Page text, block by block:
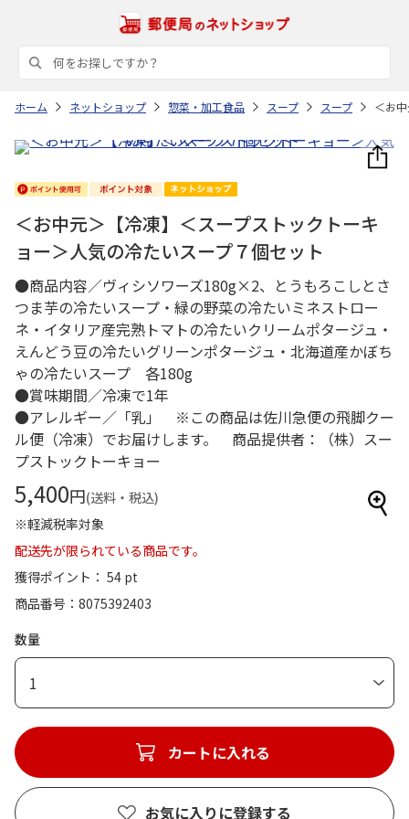
ホーム ネットショップ 惣菜・加工食品 スープ スープ ＜お
＜お中元＞【冷凍】＜スープストックトーキ
ョー＞人気の冷たいスープ７個セット
●商品内容／ヴィシソワーズ180g×2、とうもろこしとさ
つま芋の冷たいスープ・緑の野菜の冷たいミネストロー
ネ・イタリア産完熟トマトの冷たいクリームポタージュ・
えんどう豆の冷たいグリーンポタージュ・北海道産かぼち
ゃの冷たいスープ 各180g
●賞味期間／冷凍で1年
●アレルギー／「乳」 ※この商品は佐川急便の飛脚クー
ル便（冷凍）でお届けします。 商品提供者：（株）スー
プストックトーキョー
5,400円(送料・税込)
※軽減税率対象
配送先が限られている商品です。
獲得ポイント： 54 pt
商品番号
8075392403
数量
1
カートに入れる
お気に入りに登録する